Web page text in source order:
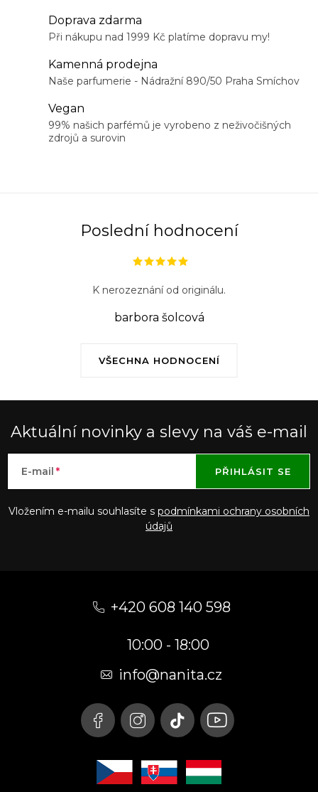
Doprava zdarma
Při nákupu nad 1999 Kč platíme dopravu my!
Kamenná prodejna
Naše parfumerie - Nádražní 890/50 Praha Smíchov
Vegan
99% našich parfémů je vyrobeno z neživočišných
zdrojů a surovin
Poslední hodnocení
VŠECHNA HODNOCENÍ
K nerozeznání od originálu.
barbora šolcová
Aktuální novinky a slevy na váš e-mail
E-mail
Vložením e-mailu souhlasíte s podmínkami ochrany osobních
údajů
PŘIHLÁSIT SE
+420 608 140 598
10:00 - 18:00
info@nanita.cz